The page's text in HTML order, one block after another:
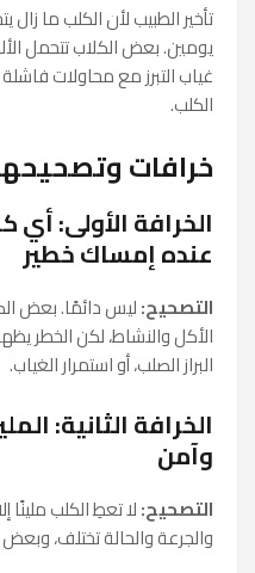
تأخير الطبيب لأن الكلب ما زال
يومين. بعض الكلاب تتحمل
غياب التبرز مع محاولات
الكلب.
خرافات
الخرافة الأولى: أي
عنده إمساك خطير
التصحيح:ليس دائمًا. بعض
الأكل والنشاط، لكن الخطر
البراز الصلب، أو استمرار الغياب.
الخرافة الثانية:
وآمن
التصحيح:لا تعطِ الكلب
والجرعة والحالة تختلف، وبعض